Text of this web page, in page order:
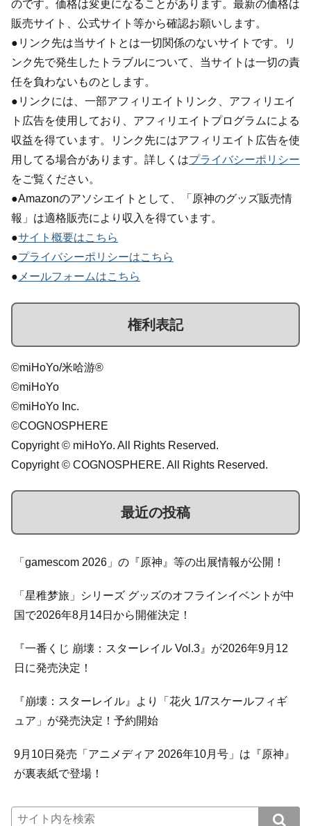
のです。価格は変更になることがあります。最新の価格は
販売サイト、公式サイト等から確認お願いします。
●リンク先は当サイトとは一切関係のないサイトです。リ
ンク先で発生したトラブルについて、当サイトは一切の責
任を負わないものとします。
●リンクには、一部アフィリエイトリンク、アフィリエイ
ト広告を使用しており、アフィリエイトプログラムによる
収益を得ています。リンク先にはアフィリエイト広告を使
用してる場合があります。詳しくはプライバシーポリシー
をご覧ください。
●Amazonのアソシエイトとして、「原神のグッズ販売情
報」は適格販売により収入を得ています。
●サイト概要はこちら
●プライバシーポリシーはこちら
● メールフォームはこちら
権利表記
©miHoYo/米哈游®
©miHoYo
©miHoYo Inc.
©COGNOSPHERE
Copyright © miHoYo. All Rights Reserved.
Copyright © COGNOSPHERE. All Rights Reserved.
最近の投稿
「gamescom 2026」の『原神』等の出展情報が公開！
「星稚梦旅」シリーズ グッズのオフラインイベントが中
国で2026年8月14日から開催決定！
『一番くじ 崩壊：スターレイル Vol.3』が2026年9月12
日に発売決定！
『崩壊：スターレイル』より「花火 1/7スケールフィギ
ュア」が発売決定！予約開始
9月10日発売「アニメディア 2026年10月号」は『原神』
が裏表紙で登場！